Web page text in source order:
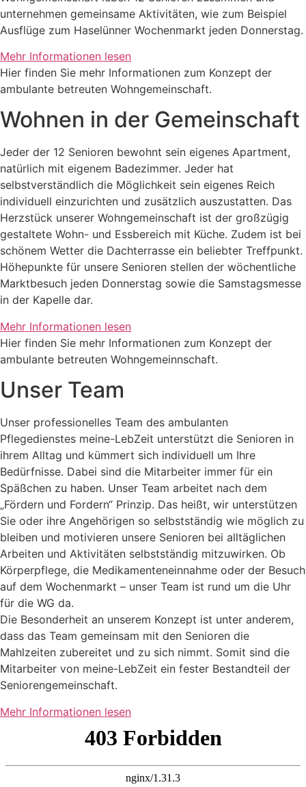
unternehmen gemeinsame Aktivitäten, wie zum Beispiel
Ausflüge zum Haselünner Wochenmarkt jeden Donnerstag.
Mehr Informationen lesen
Hier finden Sie mehr Informationen zum Konzept der
ambulante betreuten Wohngemeinschaft.
Wohnen in der Gemeinschaft
Jeder der 12 Senioren bewohnt sein eigenes Apartment,
natürlich mit eigenem Badezimmer. Jeder hat
selbstverständlich die Möglichkeit sein eigenes Reich
individuell einzurichten und zusätzlich auszustatten. Das
Herzstück unserer Wohngemeinschaft ist der großzügig
gestaltete Wohn- und Essbereich mit Küche. Zudem ist bei
schönem Wetter die Dachterrasse ein beliebter Treffpunkt.
Höhepunkte für unsere Senioren stellen der wöchentliche
Marktbesuch jeden Donnerstag sowie die Samstagsmesse
in der Kapelle dar.
Mehr Informationen lesen
Hier finden Sie mehr Informationen zum Konzept der
ambulante betreuten Wohngemeinnschaft.
Unser Team
Unser professionelles Team des ambulanten
Pflegedienstes meine-LebZeit unterstützt die Senioren in
ihrem Alltag und kümmert sich individuell um Ihre
Bedürfnisse. Dabei sind die Mitarbeiter immer für ein
Späßchen zu haben. Unser Team arbeitet nach dem
„Fördern und Fordern“ Prinzip. Das heißt, wir unterstützen
Sie oder ihre Angehörigen so selbstständig wie möglich zu
bleiben und motivieren unsere Senioren bei alltäglichen
Arbeiten und Aktivitäten selbstständig mitzuwirken. Ob
Körperpflege, die Medikamenteneinnahme oder der Besuch
auf dem Wochenmarkt – unser Team ist rund um die Uhr
für die WG da.
Die Besonderheit an unserem Konzept ist unter anderem,
dass das Team gemeinsam mit den Senioren die
Mahlzeiten zubereitet und zu sich nimmt. Somit sind die
Mitarbeiter von meine-LebZeit ein fester Bestandteil der
Seniorengemeinschaft.
Mehr Informationen lesen